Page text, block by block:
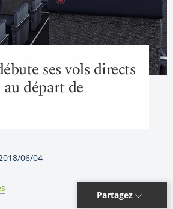
ses vols directs
au départ de
06/04
Partagez